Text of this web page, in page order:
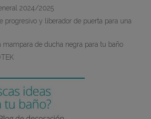
2024/2025
progresivo y liberador de puerta para una
mampara de ducha negra para tu baño